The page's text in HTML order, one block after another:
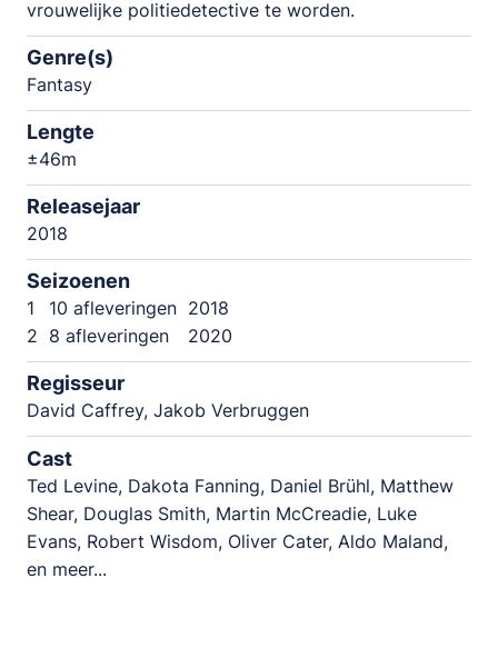
vrouwelijke politiedetective te worden.
Genre(s)
Fantasy
Lengte
±46m
Releasejaar
2018
Seizoenen
1 10 afleveringen 2018
2 8 afleveringen 2020
Regisseur
David Caffrey, Jakob Verbruggen
Cast
Ted Levine, Dakota Fanning, Daniel Brühl, Matthew
Shear, Douglas Smith, Martin McCreadie, Luke
Evans, Robert Wisdom, Oliver Cater, Aldo Maland,
en meer...